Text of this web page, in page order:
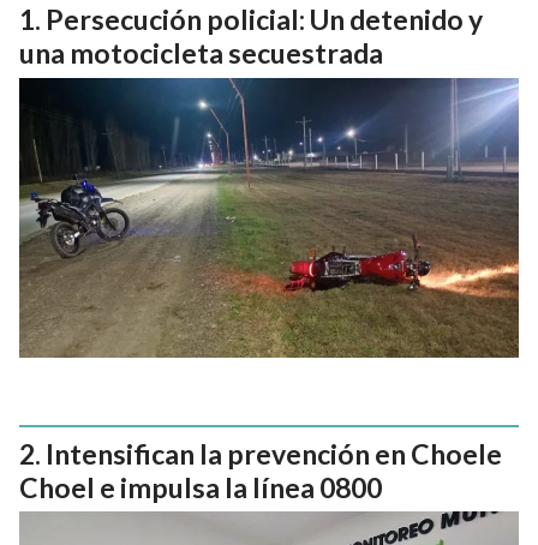
Persecución policial: Un detenido y
una motocicleta secuestrada
Intensifican la prevención en Choele
Choel e impulsa la línea 0800